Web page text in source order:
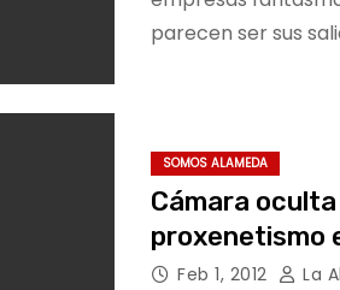
parecen ser sus
SOMOS ALAMEDA
Cámara oculta
proxenetismo
Feb 1, 2012 La